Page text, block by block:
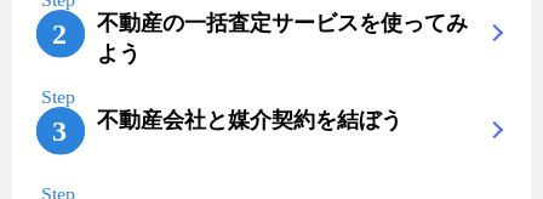
不動産の一括査定サービスを使ってみ
よう
不動産会社と媒介契約を結ぼう